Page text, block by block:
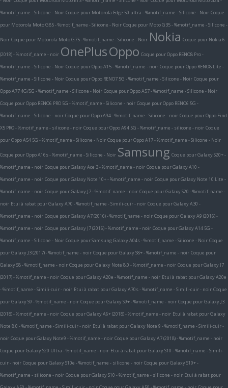
%motif_name - Silicone - Noir Coque pour Motorola Edge 50 ultra - %motif_name - Silicone - Noir Coque
pour Motorola Moto G85 - %motif_name - Silicone - Noir Coque pour Moto G35 - %motif_name - Silicone -
Noir Coque pour Motorola Moto G75 - %motif_name - Silicone - Noir Nokia Coque pour Nokia 6
(2018) - %motif_name - noir OnePlusOppo Coque pour Oppo RENO8 Pro -
%motif_name - Silicone - Noir Coque pour Oppo A15 - %motif_name - noir Coque pour Oppo RENO8 Lite -
%motif_name - Silicone - Noir Coque pour Oppo RENO7 5G - %motif_name - Silicone - Noir Coque pour
Oppo A77 4G/5G - %motif_name - Silicone - Noir Coque pour Oppo A57 - %motif_name - Silicone - Noir
Coque pour Oppo RENO6 PRO 5G - %motif_name - Silicone - noir Coque pour Oppo RENO6 5G -
%motif_name - Silicone - noir Coque pour Oppo A94 - %motif_name - Silicone - noir Coque pour Oppo Find
X5 PRO - %motif_name - silicone - noir Coque pour Oppo A94 5G - %motif_name - silicone - noir Coque
pour Oppo A54 5G - %motif_name - Silicone - Noir Coque pour Oppo A17 - %motif_name - Silicone - Noir
Coque pour Oppo A16s - %motif_name - Silicone - Noir Samsung Coque pour Galaxy S20+ -
%motif_name - noir Coque pour Galaxy Ace 3 - %motif_name - noir Coque pour Galaxy A10 -
%motif_name - noir Coque pour Galaxy Note 10+ - %motif_name - noir Coque pour Galaxy Note 10 Lite -
%motif_name - noir Coque pour Galaxy J7 - %motif_name - noir Coque pour Galaxy S20 - %motif_name -
noir Etui à rabat pour Galaxy A70 - %motif_name - Simili-cuir - noir Coque pour Galaxy A30 -
%motif_name - noir Coque pour Galaxy A7 (2016) - %motif_name - noir Coque pour Galaxy A9 (2016) -
%motif_name - noir Coque pour Galaxy J7 (2016) - %motif_name - noir Coque pour Galaxy A14 5G -
%motif_name - Silicone - Noir Coque pour Samsung Galaxy A04s - %motif_name - Silicone - Noir Coque
pour Galaxy J3 (2017) - %motif_name - noir Coque pour Galaxy S8+ - %motif_name - noir Coque pour
Galaxy S8 - %motif_name - noir Coque pour Galaxy Note 8.0 - %motif_name - noir Coque pour Galaxy J7
(2017) - %motif_name - noir Coque pour Galaxy A20e - %motif_name - noir Etui à rabat pour Galaxy A20e
- %motif_name - Simili-cuir - noir Etui à rabat pour Galaxy A70s - %motif_name - Simili-cuir - noir Coque
pour Galaxy S9 - %motif_name - noir Coque pour Galaxy S9+ - %motif_name - noir Coque pour Galaxy J3
(2018) - %motif_name - noir Coque pour Galaxy A6+ (2018) - %motif_name - noir Etui à rabat pour Galaxy
Note 8.0 - %motif_name - Simili-cuir - noir Etui à rabat pour Galaxy Note 9 - %motif_name - Simili-cuir -
noir Coque pour Galaxy Note9 - %motif_name - noir Coque pour Galaxy A7 (2018) - %motif_name - noir
Coque pour Galaxy S20 Ultra - %motif_name - noir Etui à rabat pour Galaxy S10 - %motif_name - Simili-
cuir - noir Coque pour Galaxy S10e - %motif_name - silicone - noir Coque pour Galaxy S10+ -
%motif_name - silicone - noir Coque pour Galaxy S10 - %motif_name - silicone - noir Etui à rabat pour